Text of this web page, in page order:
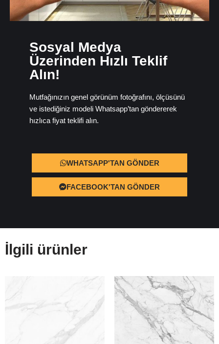
Sosyal Medya
Üzerinden Hızlı Teklif
Alın!
Mutfağınızın genel görünüm fotoğrafını, ölçüsünü
ve istediğiniz modeli Whatsapp’tan göndererek
hızlıca fiyat teklifi alın.
WHATSAPP'TAN GÖNDER
FACEBOOK'TAN GÖNDER
İlgili ürünler